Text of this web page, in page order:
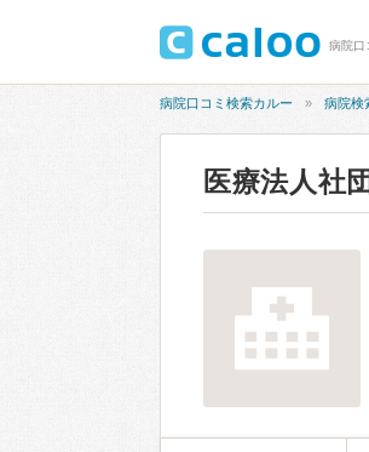
病院口
病院口コミ検索カルー 病院検
医療法人社